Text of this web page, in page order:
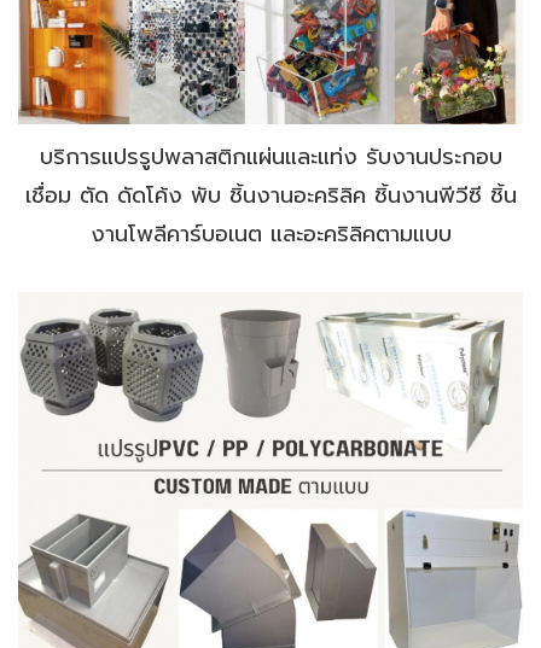
บริการแปรรูปพลาสติกแผ่นและแท่ง รับงานประกอบ
เชื่อม ตัด ดัดโค้ง พับ ชิ้นงานอะคริลิค ชิ้นงานพีวีซี ชิ้น
งานโพลีคาร์บอเนต และอะคริลิคตามแบบ